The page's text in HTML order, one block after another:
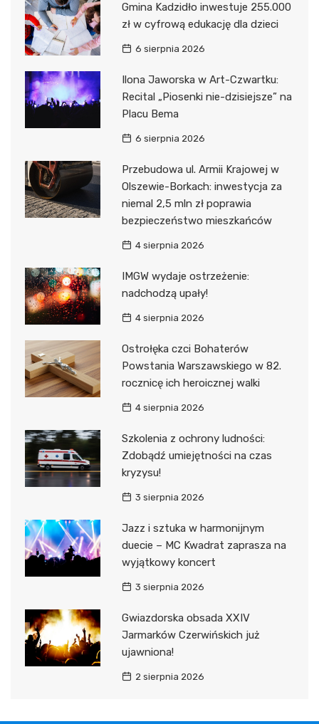
Gmina Kadzidło inwestuje 255.000
zł w cyfrową edukację dla dzieci
6 sierpnia 2026
Ilona Jaworska w Art-Czwartku:
Recital „Piosenki nie-dzisiejsze” na
Placu Bema
6 sierpnia 2026
Przebudowa ul. Armii Krajowej w
Olszewie-Borkach: inwestycja za
niemal 2,5 mln zł poprawia
bezpieczeństwo mieszkańców
4 sierpnia 2026
IMGW wydaje ostrzeżenie:
nadchodzą upały!
4 sierpnia 2026
Ostrołęka czci Bohaterów
Powstania Warszawskiego w 82.
rocznicę ich heroicznej walki
4 sierpnia 2026
Szkolenia z ochrony ludności:
Zdobądź umiejętności na czas
kryzysu!
3 sierpnia 2026
Jazz i sztuka w harmonijnym
duecie – MC Kwadrat zaprasza na
wyjątkowy koncert
3 sierpnia 2026
Gwiazdorska obsada XXIV
Jarmarków Czerwińskich już
ujawniona!
2 sierpnia 2026